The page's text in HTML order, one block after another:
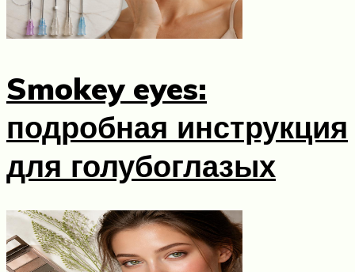
Smokey eyes:
подробная инструкция
для голубоглазых